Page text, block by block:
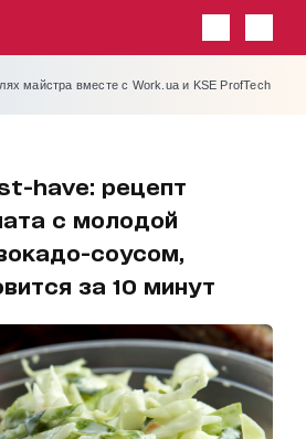
майстра вместе с Work.ua и KSE ProfTech
have: рецепт
с молодой
соусом,
за 10 минут